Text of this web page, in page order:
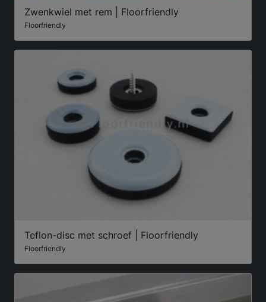
Zwenkwiel met rem | Floorfriendly
Floorfriendly
Teflon-disc met schroef | Floorfriendly
Floorfriendly